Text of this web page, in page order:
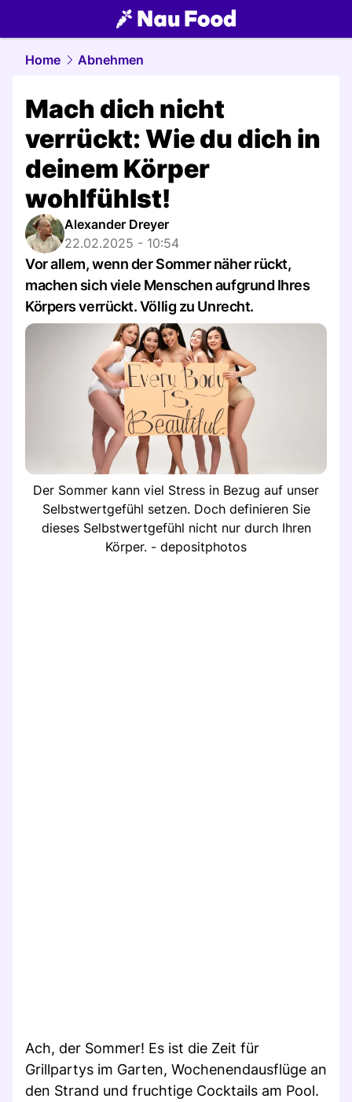
food.NAU.ch
Home Abnehmen
Mach dich nicht
verrückt: Wie du dich in
deinem Körper
wohlfühlst!
Alexander Dreyer
22.02.2025 - 10:54
Vor allem, wenn der Sommer näher rückt,
machen sich viele Menschen aufgrund Ihres
Körpers verrückt. Völlig zu Unrecht.
Der Sommer kann viel Stress in Bezug auf unser
Selbstwertgefühl setzen. Doch definieren Sie
dieses Selbstwertgefühl nicht nur durch Ihren
Körper. - depositphotos
Ach, der Sommer! Es ist die Zeit für
Grillpartys im Garten, Wochenendausflüge an
den Strand und fruchtige Cocktails am Pool.